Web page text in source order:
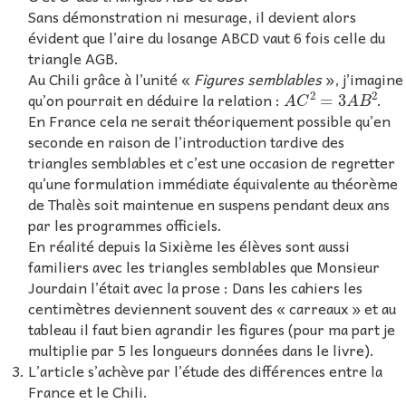
Sans démonstration ni mesurage, il devient alors
évident que l’aire du losange ABCD vaut 6 fois celle du
triangle AGB.
Au Chili grâce à l’unité « Figures semblables», j’imagine
qu’on pourrait en déduire la relation : AC2=3AB2 .
En France cela ne serait théoriquement possible qu’en
seconde en raison de l’introduction tardive des
triangles semblables et c’est une occasion de regretter
qu’une formulation immédiate équivalente au théorème
de Thalès soit maintenue en suspens pendant deux ans
par les programmes officiels.
En réalité depuis la Sixième les élèves sont aussi
familiers avec les triangles semblables que Monsieur
Jourdain l’était avec la prose : Dans les cahiers les
centimètres deviennent souvent des « carreaux » et au
tableau il faut bien agrandir les figures (pour ma part je
multiplie par 5 les longueurs données dans le livre).
L’article s’achève par l’étude des différences entre la
France et le Chili.